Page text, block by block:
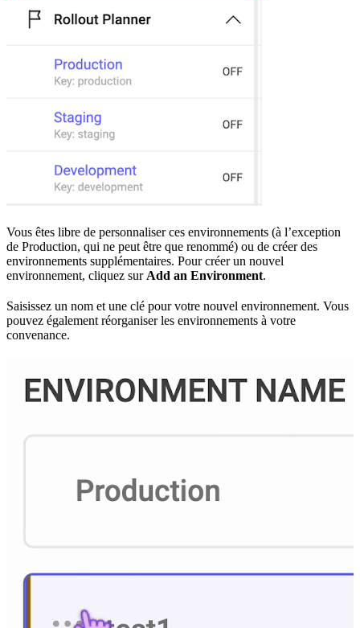
Vous êtes libre de personnaliser ces environnements (à l’exception
de Production, qui ne peut être que renommé) ou de créer des
environnements supplémentaires. Pour créer un nouvel
environnement, cliquez sur Add an Environment.
Saisissez un nom et une clé pour votre nouvel environnement. Vous
pouvez également réorganiser les environnements à votre
convenance.